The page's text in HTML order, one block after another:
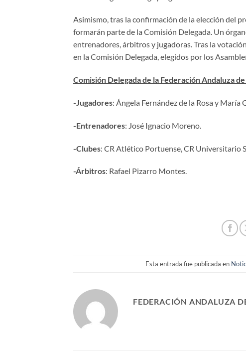
Asimismo, tras la confirmación de la elección del
formarán parte de la Comisión Delegada. Un
entrenadores, árbitros y jugadoras. Tras la
en la Comisión Delegada, elegidos por los
Comisión Delegada de la Federación Andaluza
-Jugadores: Ángela Fernández de la Rosa y María
-Entrenadores: José Ignacio Moreno.
-Clubes: CR Atlético Portuense, CR Universitario
-Árbitros: Rafael Pizarro Montes.
Esta entrada fue publicada en
FEDERACIÓN ANDALUZA